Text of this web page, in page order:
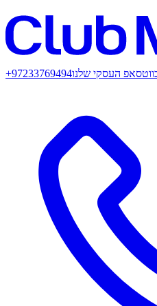
+97233769494העסקי שלנו